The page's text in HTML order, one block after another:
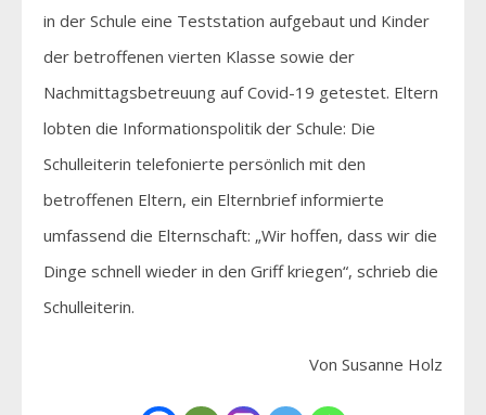
in der Schule eine Teststation aufgebaut und Kinder
der betroffenen vierten Klasse sowie der
Nachmittagsbetreuung auf Covid-19 getestet. Eltern
lobten die Informationspolitik der Schule: Die
Schulleiterin telefonierte persönlich mit den
betroffenen Eltern, ein Elternbrief informierte
umfassend die Elternschaft: „Wir hoffen, dass wir die
Dinge schnell wieder in den Griff kriegen“, schrieb die
Schulleiterin.
Von Susanne Holz